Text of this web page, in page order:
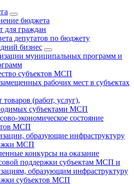
бюджета
для граждан
депутатов по бюджету
бизнес
муниципальных программ и
субъектов МСП
рабочих мест в субъектах
товаров (работ, услуг),
субъектами МСП
экономическое состояние
МСП
образующие инфраструктуру
МСП
конкурсы на оказание
поддержки субъектам МСП и
образующим инфраструктуру
субъектов МСП